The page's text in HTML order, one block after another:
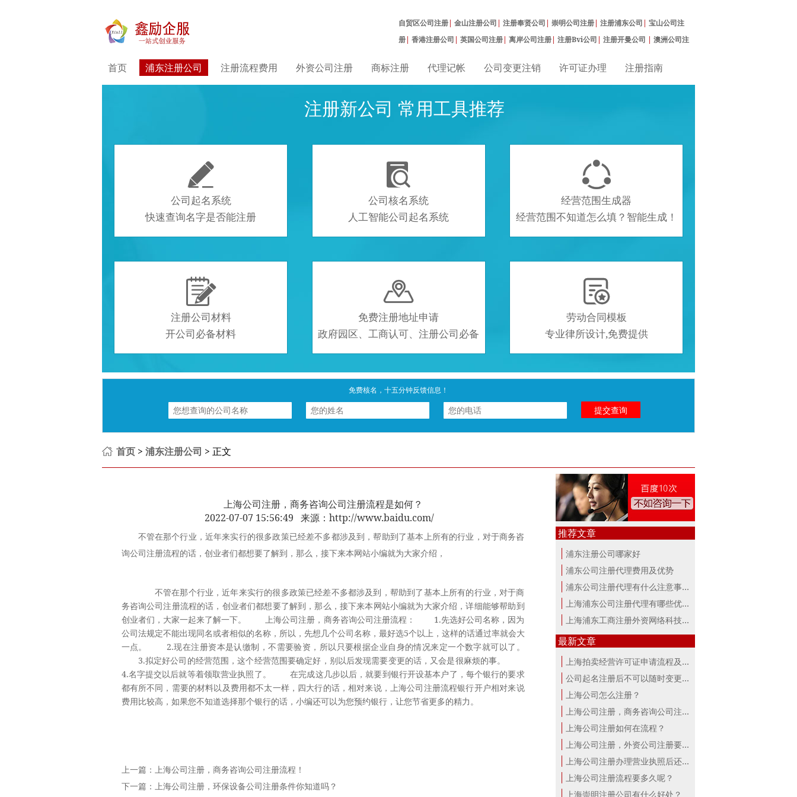
自贸区公司注册| 金山注册公司 | 注册奉贤公司 | 崇明公司注册| 注册浦东公司 | 宝山公司注
册| 香港注册公司 | 英国公司注册| 离岸公司注册| 注册Bvi公司 | 注册开曼公司 | 澳洲公司注
首页 浦东注册公司 注册流程费用 外资公司注册 商标注册 代理记帐 公司变更注销 许可证办理 注册指南
注册新公司 常用工具推荐

公司起名系统
快速查询名字是否能注册

公司核名系统
人工智能公司起名系统

经营范围生成器
经营范围不知道怎么填？智能生成！

注册公司材料
开公司必备材料

免费注册地址申请
政府园区、工商认可、注册公司必备

劳动合同模板
专业律所设计,免费提供
免费核名，十五分钟反馈信息！
首页 > 浦东注册公司 > 正文
上海公司注册，商务咨询公司注册流程是如何？
2022-07-07 15:56:49 来源：http://www.baidu.com/
不管在那个行业，近年来实行的很多政策已经差不多都涉及到，帮助到了基本上所有的行业，对于商务咨
询公司注册流程的话，创业者们都想要了解到，那么，接下来本网站小编就为大家介绍，
不管在那个行业，近年来实行的很多政策已经差不多都涉及到，帮助到了基本上所有的行业，对于商
务咨询公司注册流程的话，创业者们都想要了解到，那么，接下来本网站小编就为大家介绍，详细能够帮助到
创业者们，大家一起来了解一下。 上海公司注册，商务咨询公司注册流程： 1.先选好公司名称，因为
公司法规定不能出现同名或者相似的名称，所以，先想几个公司名称，最好选5个以上，这样的话通过率就会大
一点。 2.现在注册资本是认缴制，不需要验资，所以只要根据企业自身的情况来定一个数字就可以了。
3.拟定好公司的经营范围，这个经营范围要确定好，别以后发现需要变更的话，又会是很麻烦的事。
4.名字提交以后就等着领取营业执照了。 在完成这几步以后，就要到银行开设基本户了，每个银行的要求
都有所不同，需要的材料以及费用都不太一样，四大行的话，相对来说，上海公司注册流程银行开户相对来说
费用比较高，如果您不知道选择那个银行的话，小编还可以为您预约银行，让您节省更多的精力。
上一篇： 上海公司注册，商务咨询公司注册流程！
下一篇： 上海公司注册，环保设备公司注册条件你知道吗？
推荐文章
浦东注册公司哪家好
浦东公司注册代理费用及优势
浦东公司注册代理有什么注意事项？
上海浦东公司注册代理有哪些优势
上海浦东工商注册外资网络科技公司流程
最新文章
上海拍卖经营许可证申请流程及材料
公司起名注册后不可以随时变更公司名称
上海公司怎么注册？
上海公司注册，商务咨询公司注册流程...
上海公司注册如何在流程？
上海公司注册，外资公司注册要点！
上海公司注册办理营业执照后还要办理...
上海公司注册流程要多久呢？
上海崇明注册公司有什么好处？